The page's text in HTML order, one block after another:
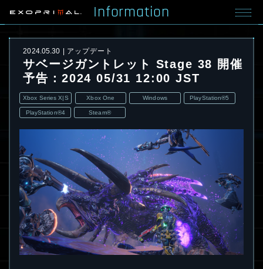
Information
2024.05.30 アップデート
サベージガントレット Stage 38 開催
予告：2024 05/31 12:00 JST
Xbox Series X|S Xbox One Windows PlayStation®5
PlayStation®4 Steam®